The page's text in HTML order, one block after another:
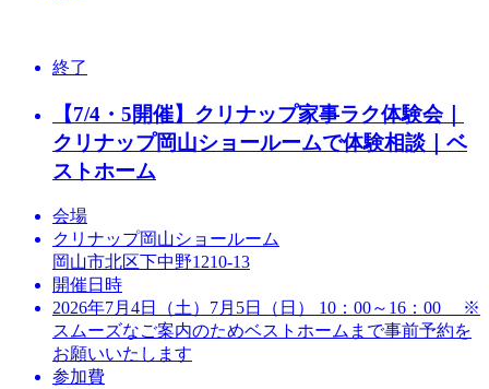
終了
【7/4・5開催】クリナップ家事ラク体験会｜
クリナップ岡山ショールームで体験相談｜ベ
ストホーム
会場
クリナップ岡山ショールーム
岡山市北区下中野1210-13
開催日時
2026年7月4日（土）7月5日（日） 10：00～16：00 ※
スムーズなご案内のためベストホームまで事前予約を
お願いいたします
参加費